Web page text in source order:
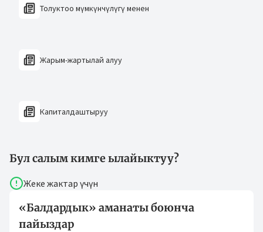
Толуктоо мүмкүнчүлүгү менен
Жарым-жартылай алуу
Капиталдаштыруу
Бул салым кимге ылайыктуу?
Жеке жактар үчүн
«Балдардык» аманаты боюнча
пайыздар